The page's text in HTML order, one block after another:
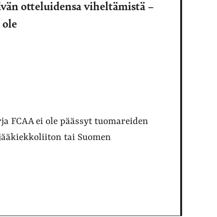
otteluidensa viheltämistä –
FCAA ei ole päässyt tuomareiden
tai Suomen